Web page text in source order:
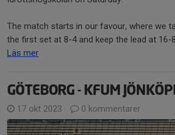
The match starts in our favour, where we
the first set at 8-4 and keep the lead at 16-
Läs mer
GÖTEBORG - KFUM
17 okt 2023 0 kommentarer